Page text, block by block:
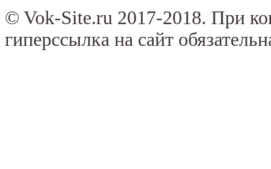
© Vok-Site.ru 2017-2018. При
гиперссылка на сайт